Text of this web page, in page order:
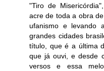
"Tiro de
acre de toda a obra
ufanismo e levando
grandes cidades
título, que é a última
que já ouvi, e desde
versos e essa